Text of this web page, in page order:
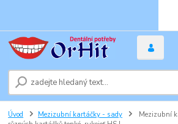
Úvod Mezizubní kartáčky - sady
Mezizubní